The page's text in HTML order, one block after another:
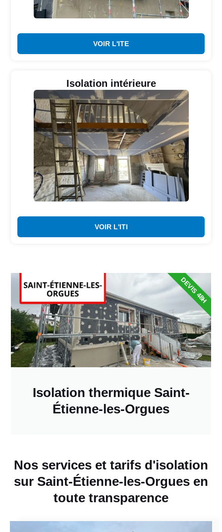
VOIR L'ITE
Isolation intérieure
VOIR L'ITI
Isolation thermique Saint-
Étienne-les-Orgues
DEVIS 48H
Nos services et tarifs d'isolation
sur Saint-Étienne-les-Orgues en
toute transparence